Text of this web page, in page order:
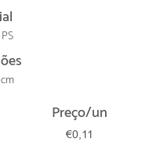
Preço/un
€0,11